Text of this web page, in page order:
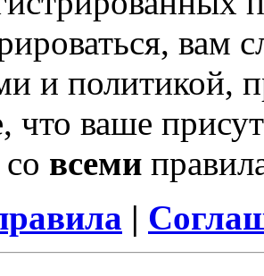
вам
и политикой,
что ваше
всеми
|